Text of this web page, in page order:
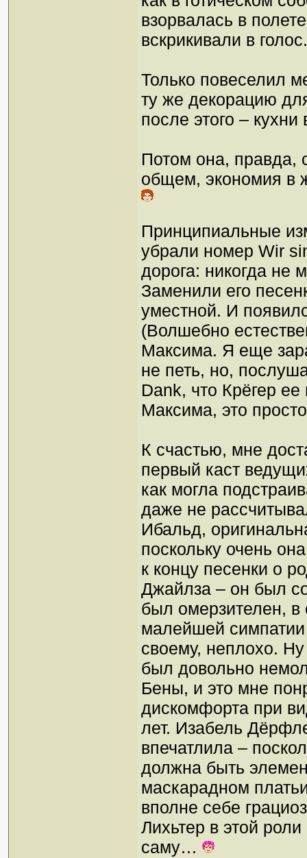
взорвалась в
вскрикивали в голос.
Только повеселил
ту же декорацию
после этого –
Потом она, правда,
общем, экономия в
Принципиальные
убрали номер Wir
дорога: никогда не
Заменили его
уместной. И
(Волшебно
Максима. Я еще
не петь, но,
Dank, что Крёгер
Максима, это
К счастью, мне
первый каст
как могла
даже не
Ибальд,
поскольку очень
к концу песенки о
Джайлза – он был
был омерзителен,
малейшей
своему, неплохо.
был довольно
Бены, и это мне
дискомфорта при
лет. Изабель
впечатлила –
должна быть
маскарадном
вполне себе
Лихьтер в этой
саму…